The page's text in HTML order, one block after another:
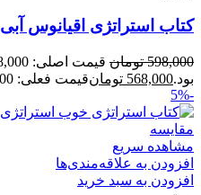
کتاب استراتژی اقیانوس آبی
598,000 تومان
بود.568,000 تومانقیمت فعلی: 568,000 تومان.
-5%
مقایسه
مشاهده سریع
افزودن به علاقه‌مندی‌ها
افزودن به سبد خرید